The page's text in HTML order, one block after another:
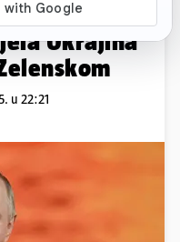
su jedna
Ukrajina
u 22:21